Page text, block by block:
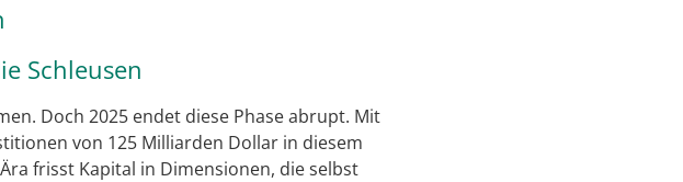
Schleusen
Doch 2025 endet diese Phase abrupt. Mit
von 125 Milliarden Dollar in diesem
frisst Kapital in Dimensionen, die selbst